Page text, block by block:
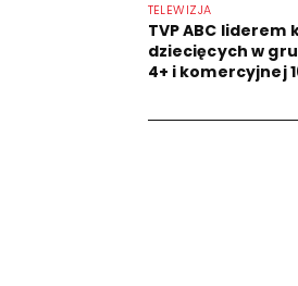
TELEWIZJA
TVP ABC liderem
dziecięcych w
4+ i komercyjnej